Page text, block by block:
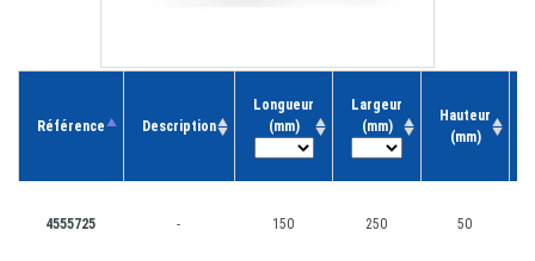
Référence Description
Longueur
(mm)
Largeur
(mm)
Hauteur
(mm)
4555725 - 150 250 50